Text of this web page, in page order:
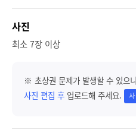
사진
최소 7장 이상
※ 초상권 문제가 발생할 수 있으니
사진 편집 후 업로드해 주세요.